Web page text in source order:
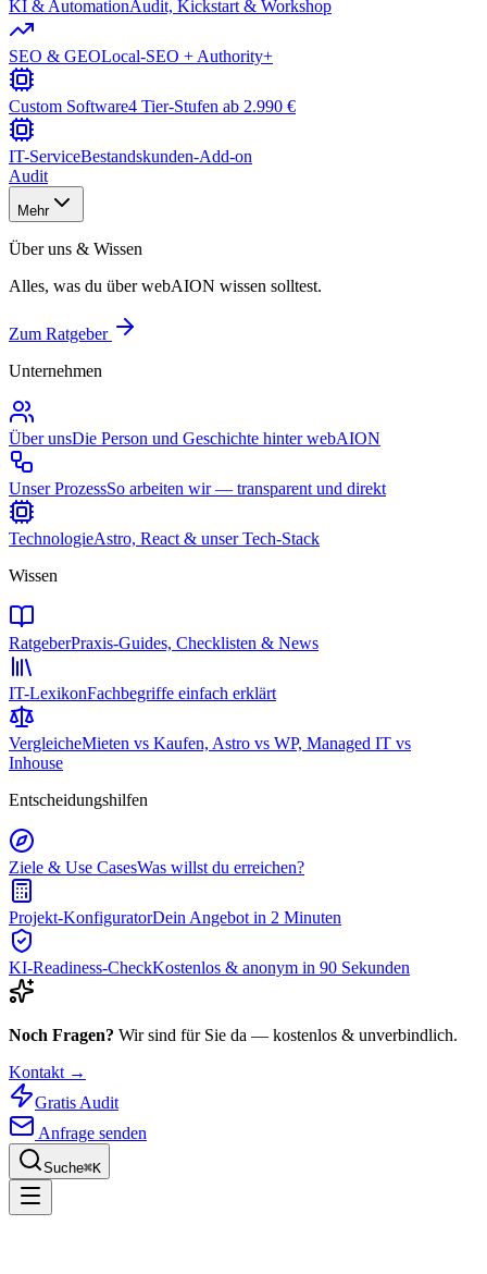
KI & AutomationAudit, Kickstart & Workshop
SEO & GEOLocal-SEO + Authority+
Custom Software4 Tier-Stufen ab 2.990 €
IT-ServiceBestandskunden-Add-on
Audit
Mehr
Über uns & Wissen
Alles, was du über webAION wissen solltest.
Zum Ratgeber
Unternehmen
Über unsDie Person und Geschichte hinter webAION
Unser ProzessSo arbeiten wir — transparent und direkt
TechnologieAstro, React & unser Tech-Stack
Wissen
RatgeberPraxis-Guides, Checklisten & News
IT-LexikonFachbegriffe einfach erklärt
VergleicheMieten vs Kaufen, Astro vs WP, Managed IT vs
Inhouse
Entscheidungshilfen
Ziele & Use CasesWas willst du erreichen?
Projekt-KonfiguratorDein Angebot in 2 Minuten
KI-Readiness-CheckKostenlos & anonym in 90 Sekunden
Noch Fragen? Wir sind für Sie da — kostenlos & unverbindlich.
Kontakt →
Gratis Audit
Anfrage senden
Suche⌘K